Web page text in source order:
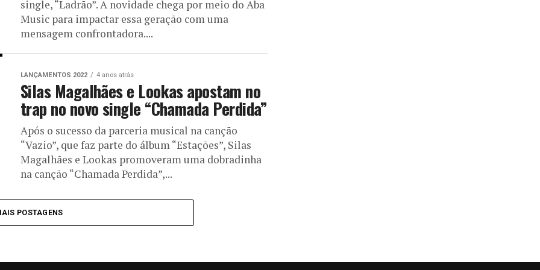
single, “Ladrão”. A novidade chega por meio do Aba
Music para impactar essa geração com uma
mensagem confrontadora....
LANÇAMENTOS 2022 4 anos atrás
Silas Magalhães e Lookas apostam no
trap no novo single “Chamada Perdida”
Após o sucesso da parceria musical na canção
“Vazio”, que faz parte do álbum “Estações”, Silas
Magalhães e Lookas promoveram uma dobradinha
na canção “Chamada Perdida”,...
POSTAGENS